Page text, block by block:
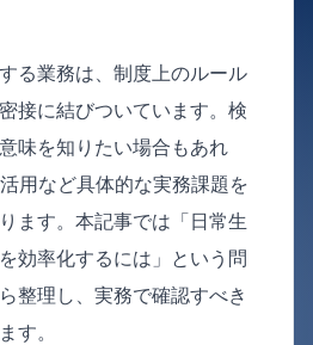
る業務は、制度上のルール
接に結びついています。検
味を知りたい場合もあれ
用など具体的な実務課題を
ます。本記事では「日常生
効率化するには」という問
整理し、実務で確認すべき
す。